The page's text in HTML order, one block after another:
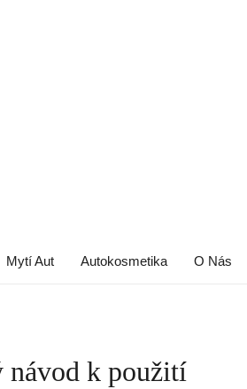
Mytí Aut Autokosmetika O Nás
návod k použití